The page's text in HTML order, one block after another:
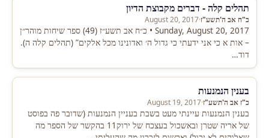
תהלים קלה - דברים מקבוצת הדיון
כ"ח אב ה'תשע"ז·
August 20, 2017
Sunday, August 20, 2017 • כ״ח אב תשע״ז (49) ספר שיחות מוהר״ן
– אות א כי אני ידעתי כי גדול ה׳ ואדונינו מכל אלקים” (תהלים קלה ה).
דוד…
בענין הנמנעות
כ"ז אב ה'תשע"ז·
August 19, 2017
בענין הנמנעות עיינתי מעט בשבת בעניין הנמנעות (שדובר פה בפוסט
של אריה שטרן ובאשכול בעצכח של ירוק11 בהקשר של הספר מה